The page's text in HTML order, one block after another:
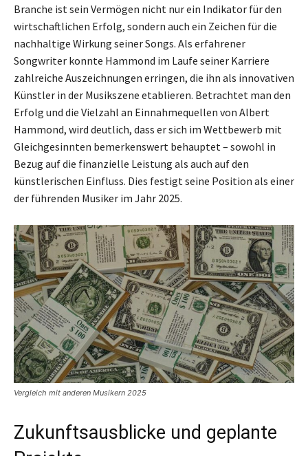
Branche ist sein Vermögen nicht nur ein Indikator für den
wirtschaftlichen Erfolg, sondern auch ein Zeichen für die
nachhaltige Wirkung seiner Songs. Als erfahrener
Songwriter konnte Hammond im Laufe seiner Karriere
zahlreiche Auszeichnungen erringen, die ihn als innovativen
Künstler in der Musikszene etablieren. Betrachtet man den
Erfolg und die Vielzahl an Einnahmequellen von Albert
Hammond, wird deutlich, dass er sich im Wettbewerb mit
Gleichgesinnten bemerkenswert behauptet – sowohl in
Bezug auf die finanzielle Leistung als auch auf den
künstlerischen Einfluss. Dies festigt seine Position als einer
der führenden Musiker im Jahr 2025.
Vergleich mit anderen Musikern 2025
Zukunftsausblicke und geplante